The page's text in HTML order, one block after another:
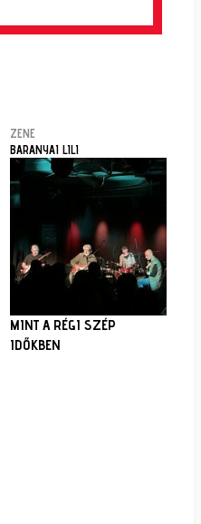
ZENE
BARANYAI LILI
MINT A RÉGI SZÉP
IDŐKBEN